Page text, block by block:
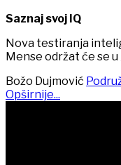
Saznaj svoj IQ
Nova testiranja
Mense održat će se
Božo Dujmović
Opširnije...